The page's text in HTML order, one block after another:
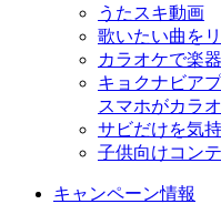
うたスキ動画
歌いたい曲を
カラオケで楽
キョクナビア
スマホがカラ
サビだけを気
子供向けコン
キャンペーン情報